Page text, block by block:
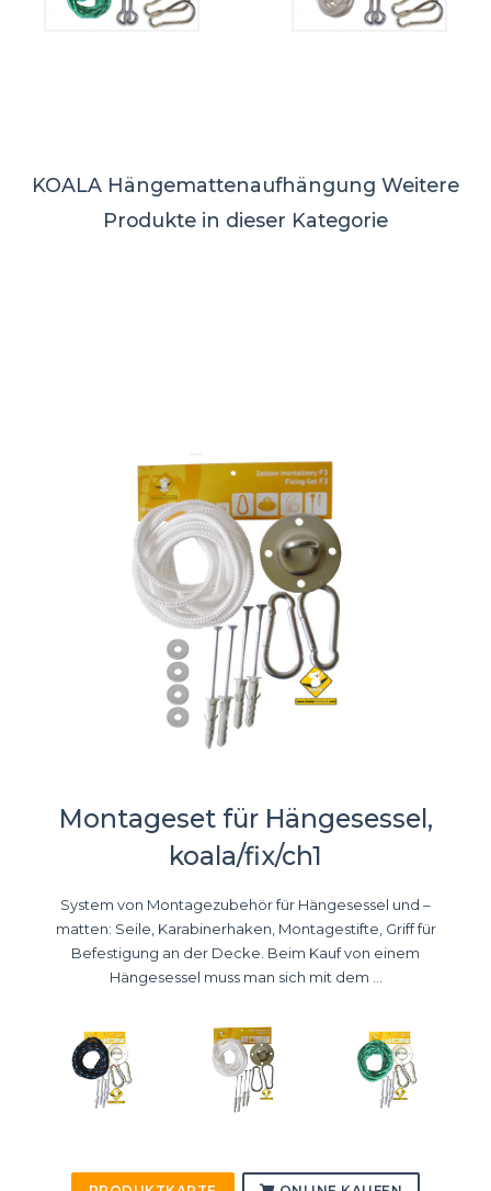
KOALA Hängemattenaufhängung Weitere
Produkte in dieser Kategorie
Montageset für Hängesessel,
koala/fix/ch1
System von Montagezubehör für Hängesessel und –
matten: Seile, Karabinerhaken, Montagestifte, Griff für
Befestigung an der Decke. Beim Kauf von einem
Hängesessel muss man sich mit dem ...